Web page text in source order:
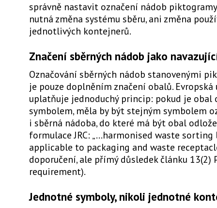
správně nastavit označení nádob
nutná změna systému sběru, ani změna
jednotlivých kontejnerů.
Značení sběrných nádob jako
Označování sběrných nádob stanovenými
je pouze doplněním značení obalů. Evropská
uplatňuje jednoduchý princip: pokud je obal
symbolem, měla by být stejným symbolem
i sběrná nádoba, do které má být obal
formulace JRC: „…harmonised waste sorting
applicable to packaging and waste
doporučení, ale přímý důsledek článku 13(2)
requirement).
Jednotné symboly, nikoli jednotné